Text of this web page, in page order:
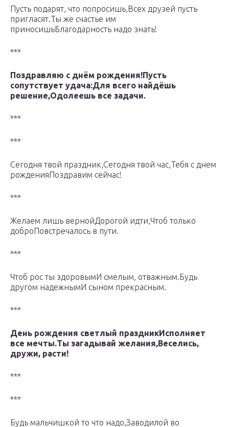
Пусть подарят, что попросишь,Всех друзей пусть
пригласят.Ты же счастье им
приносишьБлагодарность надо знать!
***
Поздравляю с днём рождения!Пусть
сопутствует удача:Для всего найдёшь
решение,Одолеешь все задачи.
***
***
Сегодня твой праздник,Сегодня твой час,Тебя с днем
рожденияПоздравим сейчас!
***
Желаем лишь вернойДорогой идти,Чтоб только
доброПовстречалось в пути.
***
Чтоб рос ты здоровымИ смелым, отважным.Будь
другом надежнымИ сыном прекрасным.
***
День рождения светлый праздникИсполняет
все мечты.Ты загадывай желания,Веселись,
дружи, расти!
***
***
Будь мальчишкой то что надо,Заводилой во